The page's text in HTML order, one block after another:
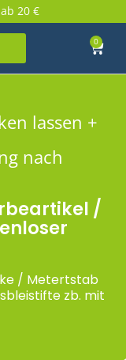
20 €
0
lassen +
nach
/
/ Metertstab
zb. mit